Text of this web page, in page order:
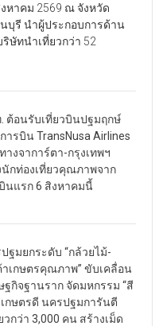
หาคม 2569 ณ จังหวัด
รี นำผู้ประกอบการด้าน
ษัทนำเที่ยวกว่า 52
ต้อนรับเที่ยวบินปฐมฤกษ์
ารบิน TransNusa Airlines
างจาการ์ตา-กรุงเทพฯ
นักท่องเที่ยวคุณภาพจาก
นแรก 6 สิงหาคมนี้
ฐมยกระดับ “กล้วยไม้-
เกษตรคุณภาพ” ขับเคลื่อน
ฐกิจฐานราก จัดมหกรรม “สี
กษตรดี นครปฐมการันตี
วกว่า 3,000 คน สร้างเม็ด